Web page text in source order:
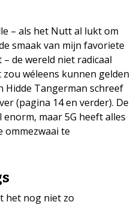
– als het Nutt al lukt om
smaak van mijn favoriete
de wereld niet radicaal
wéleens kunnen gelden
Hidde Tangerman schreef
(pagina 14 en verder). De
enorm, maar 5G heeft alles
ommezwaai te
het nog niet zo